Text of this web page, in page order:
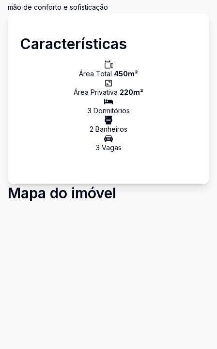
mão de conforto e sofisticação
Características
Área Total 450m²
Área Privativa 220m²
3 Dormitórios
2 Banheiros
3 Vagas
Mapa do imóvel